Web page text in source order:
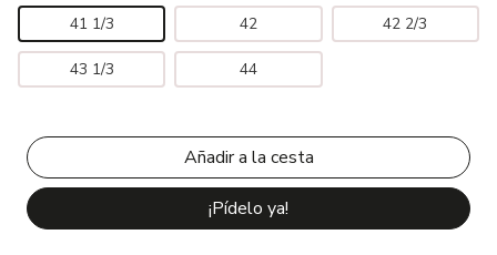
41 1/3 42 42 2/3
43 1/3 44
¡Pídelo ya!